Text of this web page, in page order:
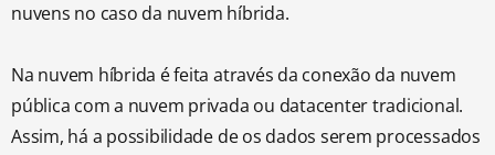
nuvens no caso da nuvem híbrida.
Na nuvem híbrida é feita através da conexão da nuvem
pública com a nuvem privada ou datacenter tradicional.
Assim, há a possibilidade de os dados serem processados